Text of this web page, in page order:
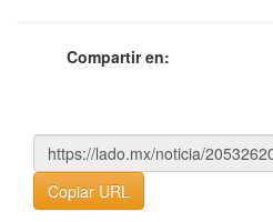
Compartir en:
Copiar URL